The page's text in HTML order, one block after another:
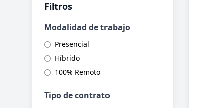
Filtros
Modalidad de trabajo
Presencial
Híbrido
100% Remoto
Tipo de contrato